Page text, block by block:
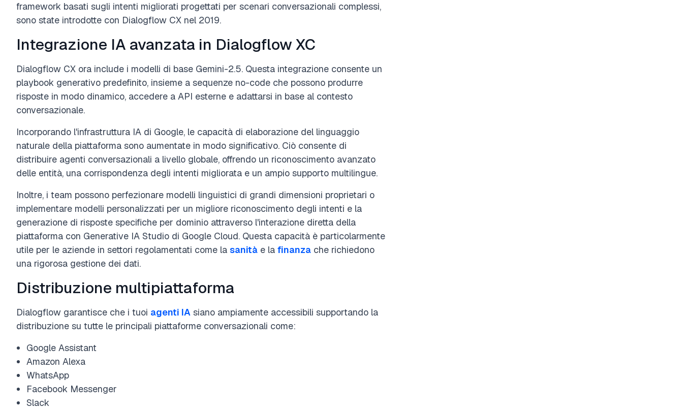
framework basati sugli intenti migliorati progettati per scenari conversazionali complessi,
sono state introdotte con Dialogflow CX nel 2019.
Integrazione IA avanzata in Dialogflow XC
Dialogflow CX ora include i modelli di base Gemini-2.5. Questa integrazione consente un
playbook generativo predefinito, insieme a sequenze no-code che possono produrre
risposte in modo dinamico, accedere a API esterne e adattarsi in base al contesto
conversazionale.
Incorporando l'infrastruttura IA di Google, le capacità di elaborazione del linguaggio
naturale della piattaforma sono aumentate in modo significativo. Ciò consente di
distribuire agenti conversazionali a livello globale, offrendo un riconoscimento avanzato
delle entità, una corrispondenza degli intenti migliorata e un ampio supporto multilingue.
Inoltre, i team possono perfezionare modelli linguistici di grandi dimensioni proprietari o
implementare modelli personalizzati per un migliore riconoscimento degli intenti e la
generazione di risposte specifiche per dominio attraverso l'interazione diretta della
piattaforma con Generative IA Studio di Google Cloud. Questa capacità è particolarmente
utile per le aziende in settori regolamentati come la sanità e la finanza che richiedono
una rigorosa gestione dei dati.
Distribuzione multipiattaforma
Dialogflow garantisce che i tuoi agenti IA siano ampiamente accessibili supportando la
distribuzione su tutte le principali piattaforme conversazionali come:
Google Assistant
Amazon Alexa
WhatsApp
Facebook Messenger
Slack